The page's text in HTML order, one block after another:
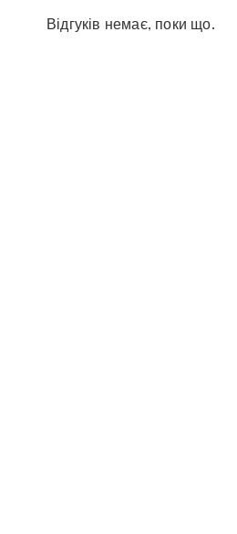
Відгуків немає, поки що.